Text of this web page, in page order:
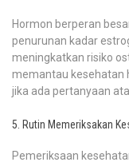
Hormon berperan
penurunan kadar
meningkatkan risiko
memantau kesehatan
jika ada pertanyaan
5. Rutin Memeriksakan
Pemeriksaan